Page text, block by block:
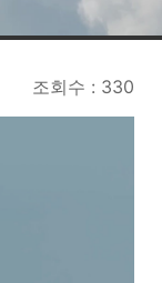
조회수 : 330